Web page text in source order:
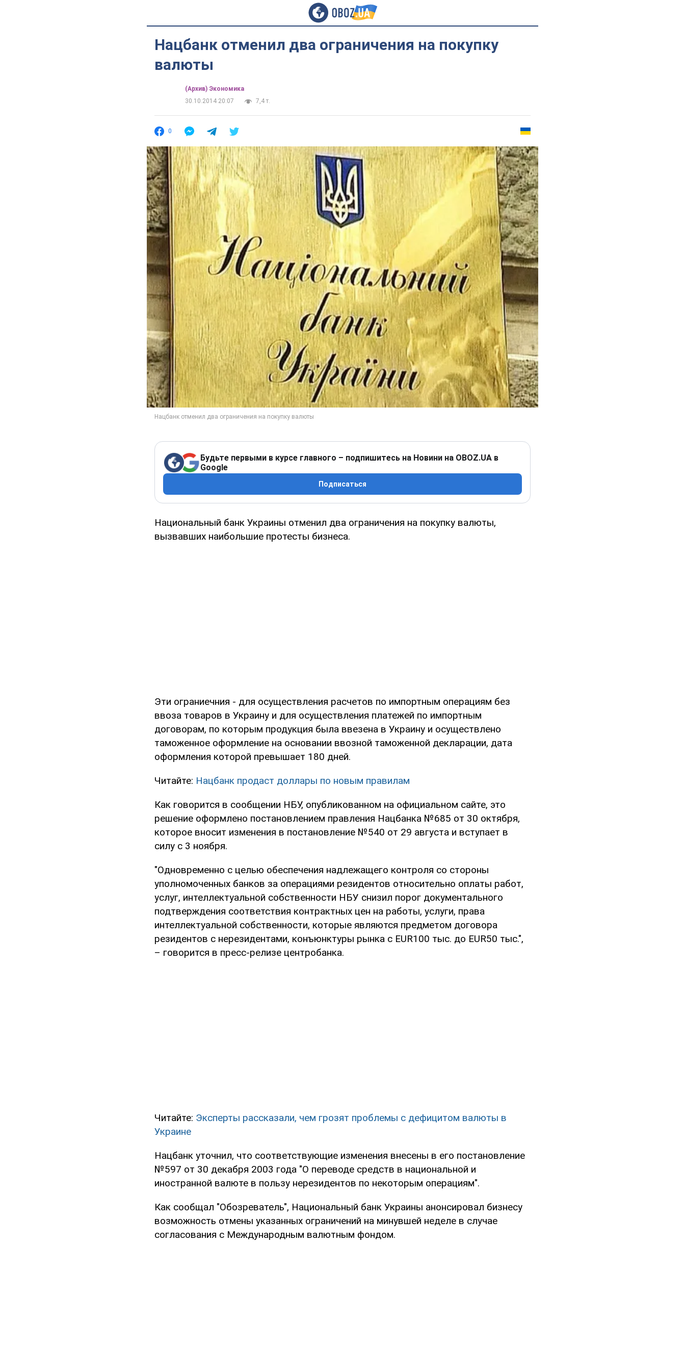
Нацбанк отменил два ограничения на покупку
валюты
(Архив) Экономика
30.10.2014 20:07
7,4 т.
0
Будьте первыми в курсе главного – подпишитесь на Новини на OBOZ.UA в
Google
Подписаться
Национальный банк Украины отменил два ограничения на покупку валюты,
вызвавших наибольшие протесты бизнеса.
Эти ограниечния - для осуществления расчетов по импортным операциям без
ввоза товаров в Украину и для осуществления платежей по импортным
договорам, по которым продукция была ввезена в Украину и осуществлено
таможенное оформление на основании ввозной таможенной декларации, дата
оформления которой превышает 180 дней.
Читайте: Нацбанк продаст доллары по новым правилам
Как говорится в сообщении НБУ, опубликованном на официальном сайте, это
решение оформлено постановлением правления Нацбанка №685 от 30 октября,
которое вносит изменения в постановление №540 от 29 августа и вступает в
силу с 3 ноября.
"Одновременно с целью обеспечения надлежащего контроля со стороны
уполномоченных банков за операциями резидентов относительно оплаты работ,
услуг, интеллектуальной собственности НБУ снизил порог документального
подтверждения соответствия контрактных цен на работы, услуги, права
интеллектуальной собственности, которые являются предметом договора
резидентов с нерезидентами, конъюнктуры рынка с EUR100 тыс. до EUR50 тыс.",
– говорится в пресс-релизе центробанка.
Читайте: Эксперты рассказали, чем грозят проблемы с дефицитом валюты в
Украине
Нацбанк уточнил, что соответствующие изменения внесены в его постановление
№597 от 30 декабря 2003 года "О переводе средств в национальной и
иностранной валюте в пользу нерезидентов по некоторым операциям".
Как сообщал "Обозреватель", Национальный банк Украины анонсировал бизнесу
возможность отмены указанных ограничений на минувшей неделе в случае
согласования с Международным валютным фондом.